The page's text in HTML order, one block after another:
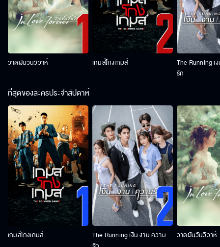
วาดฝันวันวิวาห์ เกมส์โกงเกมส์
The Running เ
รัก
ที่สุดของละครประจำสัปดาห์
เกมส์โกงเกมส์
The Running เงิน งาน ความ
วาดฝันวันวิวาห์